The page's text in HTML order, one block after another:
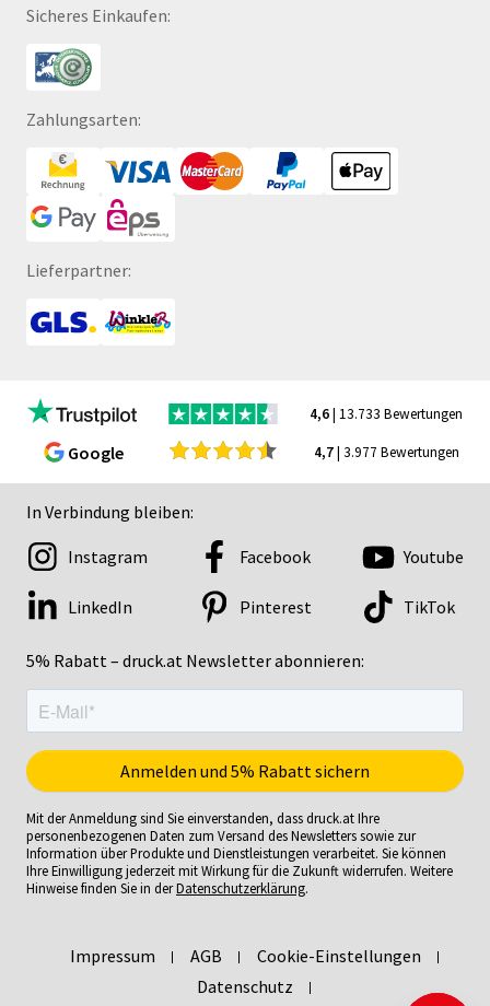
Sicheres Einkaufen:
Zahlungsarten:
Lieferpartner:
4,6| 13.733 Bewertungen
Google 4,7| 3.977 Bewertungen
In Verbindung bleiben:
5% Rabatt – druck.at Newsletter abonnieren:
Instagram Facebook Youtube
LinkedIn Pinterest TikTok
Mit der Anmeldung sind Sie einverstanden, dass druck.at Ihre
personenbezogenen Daten zum Versand des Newsletters sowie zur
Information über Produkte und Dienstleistungen verarbeitet. Sie können
Ihre Einwilligung jederzeit mit Wirkung für die Zukunft widerrufen. Weitere
Hinweise finden Sie in derDatenschutzerklärung.
Impressum AGB
Cookie-Einstellungen
Datenschutz